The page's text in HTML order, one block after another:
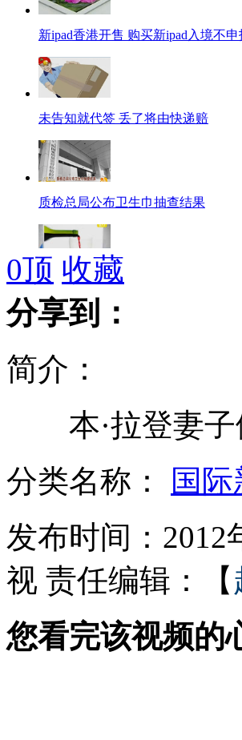
新ipad香港开售 购买新ipad入境不
未告知就代签 丢了将由快递赔
质检总局公布卫生巾抽查结果
进口红酒到岸15块 卖五百多
韩国化学品船沉出现红褐色漂油带
水下盗贼窃意大利触礁游轮大钟
本·拉登妻子们彼此怀疑内讧互殴
0顶 收藏
分享到：
简介：
本·拉登妻子
分类名称：
国际
发布时间：2012
视 责任编辑：【
您看完该视频的